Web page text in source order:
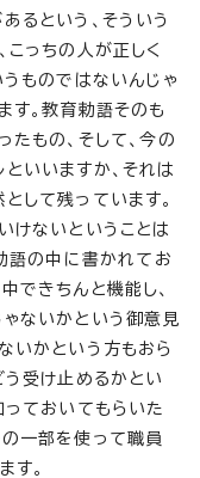
るという、そういう
こっちの人が正しく
うものではないんじゃ
す。教育勅語そのも
もの、そして、今の
いいますか、それは
して残っています。
けないということは
語の中に書かれてお
できちんと機能し、
ないかという御意見
いかという方もおら
う受け止めるかとい
っておいてもらいた
一部を使って職員
す。